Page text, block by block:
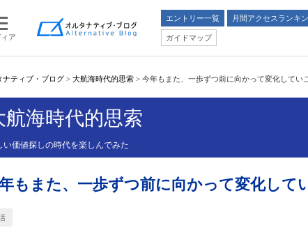
ア
エントリー一覧 月間アクセスランキ
ガイドマップ
ナティブ・ブログ > 大航海時代的思索 > 今年もまた、一歩ずつ前に向かって変化してい
航海時代的思索
い価値探しの時代を楽しんでみた
もまた、一歩ずつ前に向かって変化して